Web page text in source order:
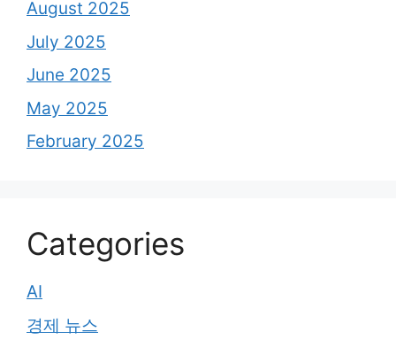
August 2025
July 2025
June 2025
May 2025
February 2025
Categories
AI
경제 뉴스